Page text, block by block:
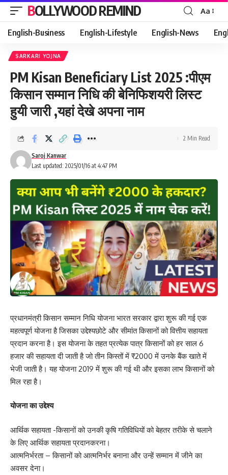
BOLLYWOOD REMIND
Font
Resizer
Aa
English-Business English-Lifestyle English-News
SARKARI YOJNA
PM Kisan Beneficiary List 2025 :पीएम
किसान सम्मान निधि की बेनिफिशयरी लिस्ट
हुयी जारी ,यहां देखे अपना नाम
Last updated: 2025/01/16 at 4:47 PM
Saroj Kanwar
2 Min Read
प्रधानमंत्री किसान सम्मान निधि योजना भारत सरकार द्वारा शुरू की गई एक
महत्वपूर्ण योजना है जिसका उद्देश्यछोटे और सीमांत किसानों को वित्तीय सहायता
प्रदान करना है। इस योजना के तहत प्रत्येक पात्र किसानों को हर साल 6
हजार की सहायता दी जाती है जो तीन किस्तों में ₹2000 में उनके बैंक खाते में
भेजी जाती है। यह योजना 2019 में शुरू की गई थी और इसका लाभ किसानों को
मिल रहा है।
योजना का उद्देश्य
आर्थिक सहायता -किसानों को उनकी कृषि गतिविधियों को बेहतर तरीके से चलाने
के लिए आर्थिक सहायता प्रदानकरना।
आत्मनिर्भरता – किसानों को आत्मनिर्भर बनाना और उन्हें सम्मान में जीने का
अवसर देना।